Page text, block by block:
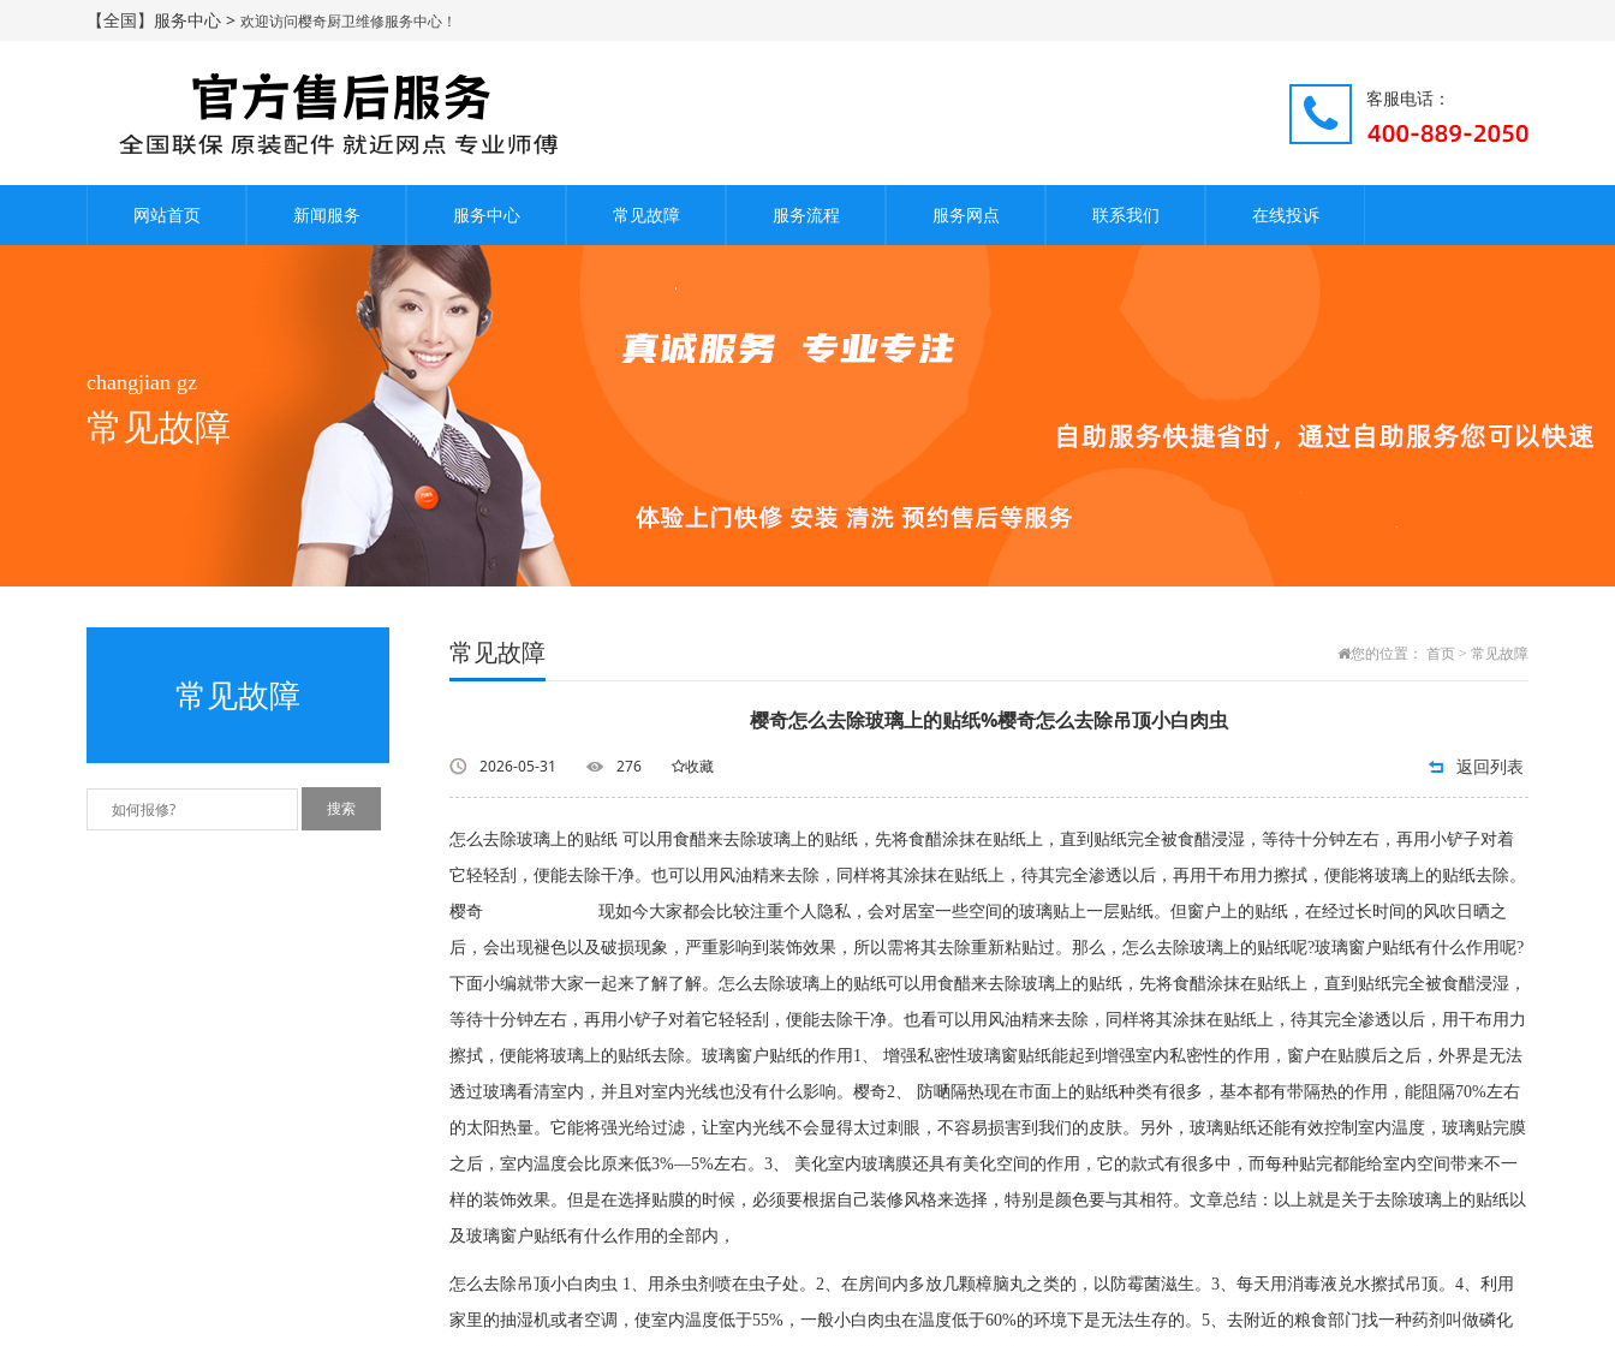
【全国】服务中心 > 欢迎访问樱奇厨卫维修服务中心！
客服电话：
网站首页 新闻服务 服务中心 常见故障 服务流程 服务网点 联系我们 在线投诉
changjian gz
常见故障
常见故障
常见故障 您的位置： 首页 > 常见故障
樱奇怎么去除玻璃上的贴纸%樱奇怎么去除吊顶小白肉虫
2026-05-31 276 收藏 返回列表
怎么去除玻璃上的贴纸 可以用食醋来去除玻璃上的贴纸，先将食醋涂抹在贴纸上，直到贴纸完全被食醋浸湿，等待十分钟左右，再用小铲子对着
它轻轻刮，便能去除干净。也可以用风油精来去除，同样将其涂抹在贴纸上，待其完全渗透以后，再用干布用力擦拭，便能将玻璃上的贴纸去除。
樱奇 现如今大家都会比较注重个人隐私，会对居室一些空间的玻璃贴上一层贴纸。但窗户上的贴纸，在经过长时间的风吹日晒之
后，会出现褪色以及破损现象，严重影响到装饰效果，所以需将其去除重新粘贴过。那么，怎么去除玻璃上的贴纸呢?玻璃窗户贴纸有什么作用呢?
下面小编就带大家一起来了解了解。怎么去除玻璃上的贴纸可以用食醋来去除玻璃上的贴纸，先将食醋涂抹在贴纸上，直到贴纸完全被食醋浸湿，
等待十分钟左右，再用小铲子对着它轻轻刮，便能去除干净。也看可以用风油精来去除，同样将其涂抹在贴纸上，待其完全渗透以后，用干布用力
擦拭，便能将玻璃上的贴纸去除。玻璃窗户贴纸的作用1、 增强私密性玻璃窗贴纸能起到增强室内私密性的作用，窗户在贴膜后之后，外界是无法
透过玻璃看清室内，并且对室内光线也没有什么影响。樱奇2、 防嗮隔热现在市面上的贴纸种类有很多，基本都有带隔热的作用，能阻隔70%左右
的太阳热量。它能将强光给过滤，让室内光线不会显得太过刺眼，不容易损害到我们的皮肤。另外，玻璃贴纸还能有效控制室内温度，玻璃贴完膜
之后，室内温度会比原来低3%—5%左右。3、 美化室内玻璃膜还具有美化空间的作用，它的款式有很多中，而每种贴完都能给室内空间带来不一
样的装饰效果。但是在选择贴膜的时候，必须要根据自己装修风格来选择，特别是颜色要与其相符。文章总结：以上就是关于去除玻璃上的贴纸以
及玻璃窗户贴纸有什么作用的全部内，
怎么去除吊顶小白肉虫 1、用杀虫剂喷在虫子处。2、在房间内多放几颗樟脑丸之类的，以防霉菌滋生。3、每天用消毒液兑水擦拭吊顶。4、利用
家里的抽湿机或者空调，使室内温度低于55%，一般小白肉虫在温度低于60%的环境下是无法生存的。5、去附近的粮食部门找一种药剂叫做磷化